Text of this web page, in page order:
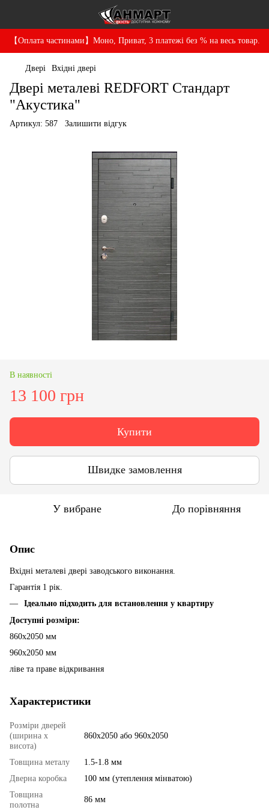
【Оплата частинами】Моно, Приват, 3 платежі без % на весь товар.
Двері Вхідні двері
Двері металеві REDFORT Стандарт
"Акустика"
Артикул: 587 Залишити відгук
В наявності
13 100 грн
Купити
Швидке замовлення
У вибране До порівняння
Опис
Вхідні металеві двері заводського виконання.
Гарантія 1 рік.
Ідеально підходить для встановлення у квартиру
Доступні розміри:
860х2050 мм
960х2050 мм
ліве та праве відкривання
Характеристики
Розміри дверей
(ширина х
висота)
860х2050 або 960х2050
Товщина металу
1.5-1.8 мм
Дверна коробка
100 мм (утеплення мінватою)
Товщина
полотна
86 мм